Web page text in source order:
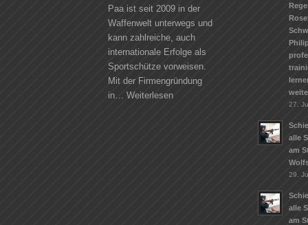
Paa ist seit 2009 in der
Waffenwelt unterwegs und
kann zahlreiche, auch
internationale Erfolge als
Sportschütze vorweisen.
Mit der Firmengründung
in… Weiterlesen
27.
alle
am
29.
alle
am